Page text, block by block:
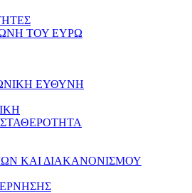
ΤΟΥ ΕΥΡΩ
ΕΥΘΥΝΗ
ΚΑΙ ΔΙΑΚΑΝΟΝΙΣΜΟΥ